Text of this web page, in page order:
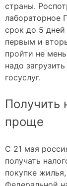
страны.
лабораторное
срок до 5
первым и
пройти не
надо
госуслуг.
Получить
проще
С 21 мая
получать
покупке